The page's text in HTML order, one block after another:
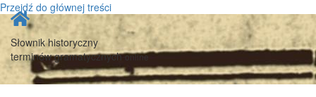
Przejdź do głównej treści
Strona
główna
Słownik historyczny
terminów gramatycznychonline